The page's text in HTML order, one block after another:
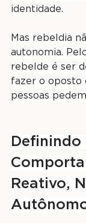
identidade.
Mas rebeldia
autonomia.
rebelde é ser
fazer o oposto
pessoas
Definindo
Reativo,